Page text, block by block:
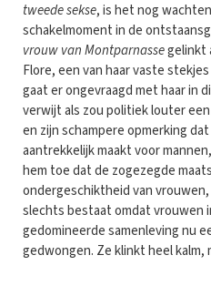
tweede sekse, is het nog
schakelmoment in de
vrouw van Montparnassegelinkt
Flore, een van haar vaste
gaat er ongevraagd met haar in
verwijt als zou politiek louter
en zijn schampere opmerking
aantrekkelijk maakt voor
hem toe dat de zogezegde
ondergeschiktheid van
slechts bestaat omdat vrouwen
gedomineerde samenleving nu
gedwongen. Ze klinkt heel kalm,